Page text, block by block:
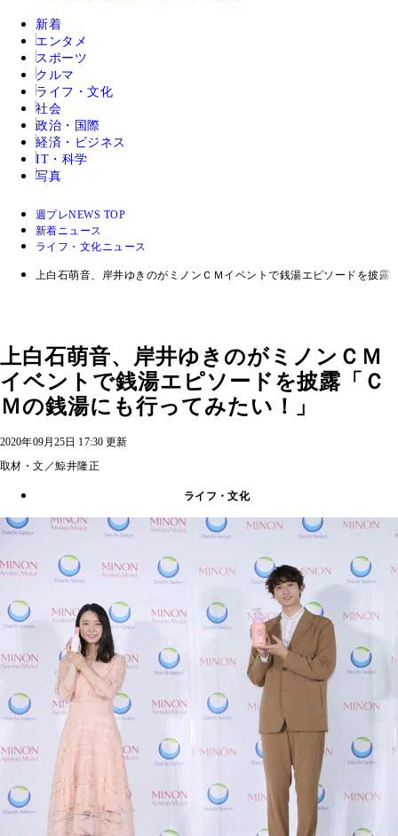
新着
エンタメ
スポーツ
クルマ
ライフ・文化
社会
政治・国際
経済・ビジネス
IT・科学
写真
週プレNEWS TOP
新着ニュース
ライフ・文化ニュース
上白石萌音、岸井ゆきのがミノンＣＭイベントで銭湯エピソードを披
上白石萌音、岸井ゆきのがミノンＣＭ
イベントで銭湯エピソードを披露「Ｃ
Ｍの銭湯にも行ってみたい！」
2020年09月25日 17:30 更新
取材・文／鯨井隆正
ライフ・文化